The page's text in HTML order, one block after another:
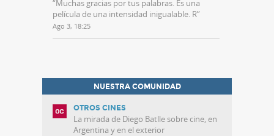
“Muchas gracias por tus palabras. Es una
película de una intensidad inigualable. R”
Ago 3, 18:25
NUESTRA COMUNIDAD
OTROS CINES
La mirada de Diego Batlle sobre cine, en
Argentina y en el exterior